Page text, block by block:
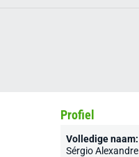
Profiel
Volledige naam:
Sérgio Alexandre